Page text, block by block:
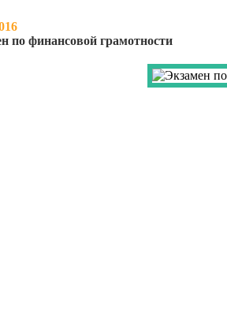
ПО
по финансовой грамотности